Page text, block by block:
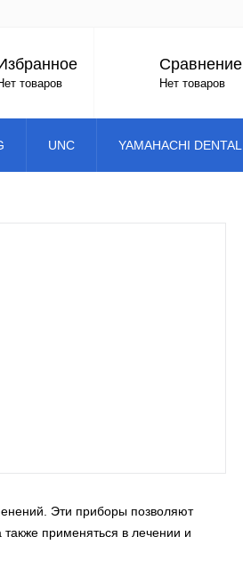
товаров
Сравнение
Нет товаров
UNC YAMAHACHI DENTAL
Эти приборы позволяют
применяться в лечении и